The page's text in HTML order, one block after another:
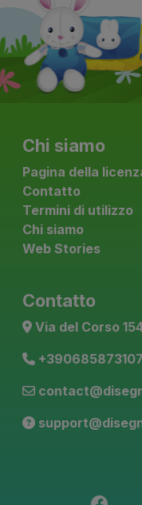
Chi siamo
Pagina della
Contatto
Termini di utilizzo
Chi siamo
Web Stories
Contatto
Via del Corso
+390685873107